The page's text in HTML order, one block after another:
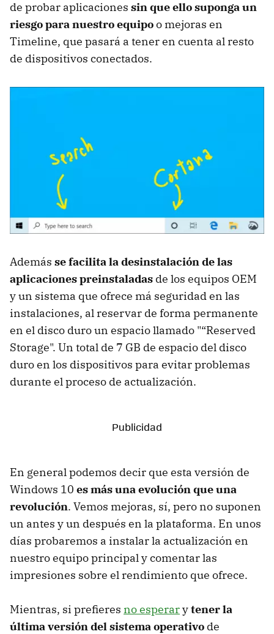
de probar aplicaciones sin que ello suponga un
riesgo para nuestro equipoo mejoras en
Timeline, que pasará a tener en cuenta al resto
de dispositivos conectados.
Además se facilita la desinstalación de las
aplicaciones preinstaladas de los equipos OEM
y un sistema que ofrece má seguridad en las
instalaciones, al reservar de forma permanente
en el disco duro un espacio llamado "“Reserved
Storage". Un total de 7 GB de espacio del disco
duro en los dispositivos para evitar problemas
durante el proceso de actualización.
En general podemos decir que esta versión de
Windows 10 es más una evolución que una
revolución. Vemos mejoras, sí, pero no suponen
un antes y un después en la plataforma. En unos
días probaremos a instalar la actualización en
nuestro equipo principal y comentar las
impresiones sobre el rendimiento que ofrece.
Mientras, si prefieres no esperarytener la
última versión del sistema operativo de